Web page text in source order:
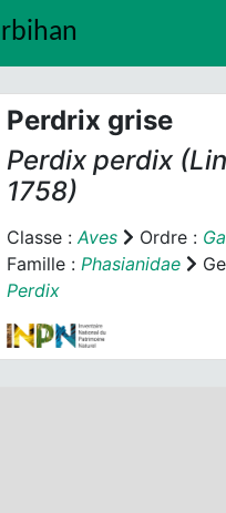
Perdrix grise
Perdix perdix
1758)
Classe :Aves Ordre :
Famille : Phasianidae
Perdix